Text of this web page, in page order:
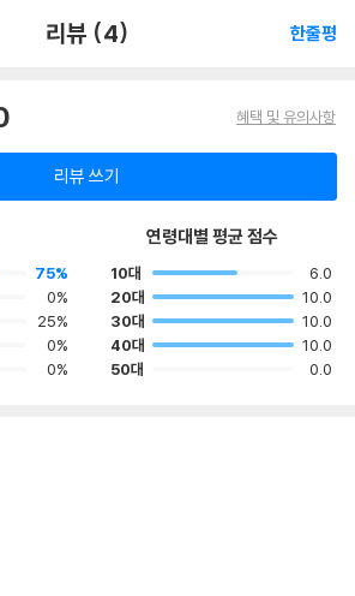
리뷰 (4) 한줄평
혜택 및 유의사항
리뷰 쓰기
75%
0%
25%
0%
0%
연령대별 평균 점수
10대
6.0
20대
10.0
30대
10.0
40대
10.0
50대
0.0